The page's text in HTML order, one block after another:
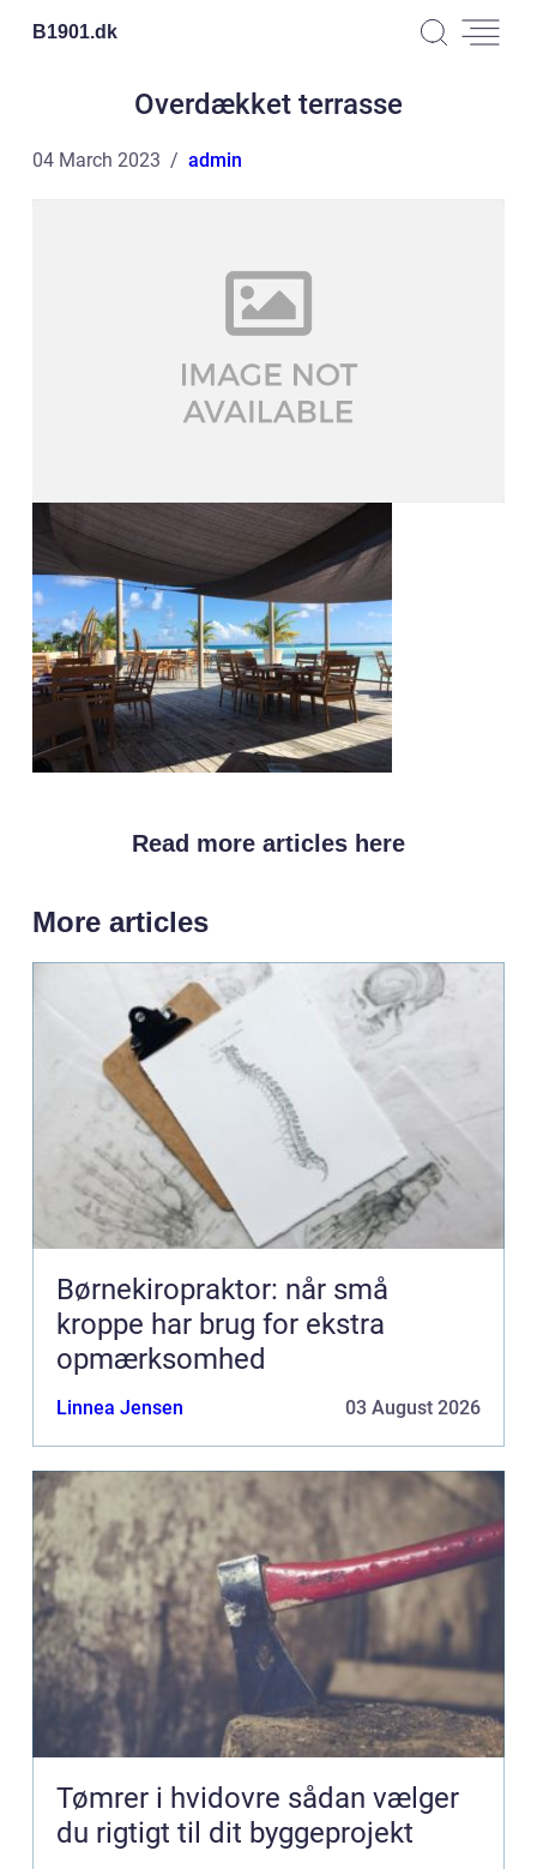
B1901.dk
Overdækket terrasse
04 March 2023 admin
Read more articles here
More articles
Børnekiropraktor: når små
kroppe har brug for ekstra
opmærksomhed
Linnea Jensen 03 August 2026
Tømrer i hvidovre sådan vælger
du rigtigt til dit byggeprojekt